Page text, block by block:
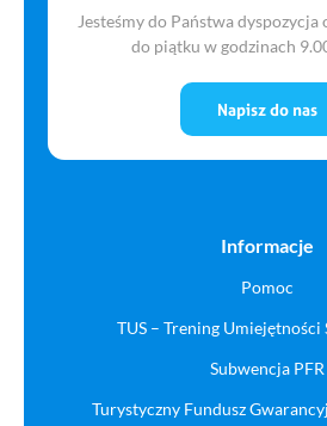
Jesteśmy do Państwa dyspozycja
do piątku w godzinach
Napisz do nas
Informacje
Pomoc
TUS – Trening Umiejętności
Subwencja PFR
Turystyczny Fundusz